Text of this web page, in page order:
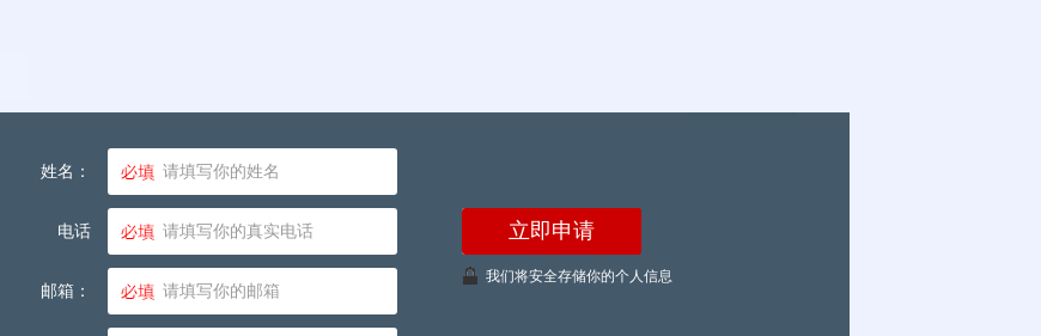
姓名：
电话
邮箱：
我们将安全存储你的个人信息